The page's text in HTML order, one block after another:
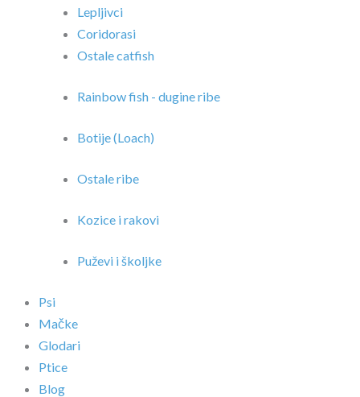
Lepljivci
Coridorasi
Ostale catfish
Rainbow fish - dugine ribe
Botije (Loach)
Ostale ribe
Kozice i rakovi
Puževi i školjke
Psi
Mačke
Glodari
Ptice
Blog